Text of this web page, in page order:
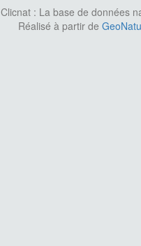
Clicnat : La base de données
Réalisé à partir de